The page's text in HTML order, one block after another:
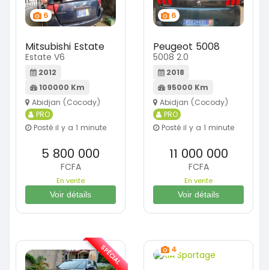
6
Mitsubishi Estate
Estate V6
2012
100000 Km
Abidjan (Cocody)
PRO
Posté il y a 1 minute
5 800 000
FCFA
En vente
Voir détails
6
Peugeot 5008
5008 2.0
2018
95000 Km
Abidjan (Cocody)
PRO
Posté il y a 1 minute
11 000 000
FCFA
En vente
Voir détails
SPÉCIAL 4